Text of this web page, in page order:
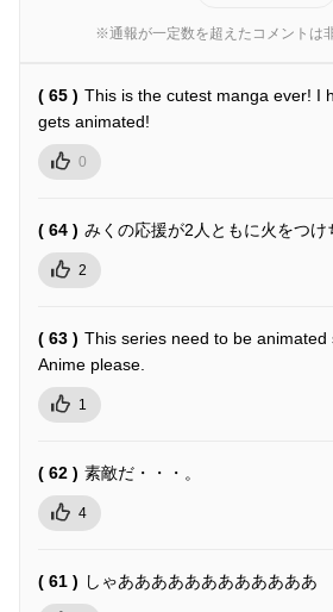
※通報が一定数を超えたコメントは
( 65 ) This is the cutest manga ever! I
gets animated!
0
( 64 ) みくの応援が2人ともに火をつけ
2
( 63 ) This series need to be animated
Anime please.
1
( 62 ) 素敵だ・・・。
4
( 61 ) しゃああああああああああああ